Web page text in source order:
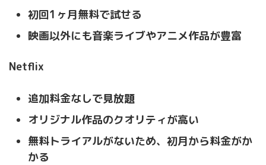
初回1ヶ月無料で試せる
映画以外にも音楽ライブやアニメ作品が豊富
Netflix
追加料金なしで見放題
オリジナル作品のクオリティが高い
無料トライアルがないため、初月から料金がか
かる